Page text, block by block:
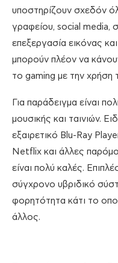
υποστηρίζουν σχεδόν
γραφείου, social media,
επεξεργασία εικόνας
μπορούν πλέον να
το gaming με την χρήση
Για παράδειγμα είναι
μουσικής και ταινιών.
εξαιρετικό Blu-Ray
Netflix και άλλες
είναι πολύ καλές.
σύγχρονο υβριδικό
φορητότητα κάτι το
άλλος.